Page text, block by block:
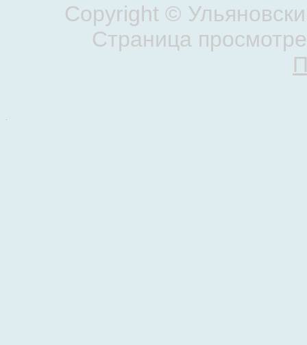
Copyright ©
Страница